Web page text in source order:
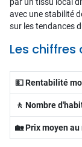
avec une stabilité
sur les tendances
Les chiffres
💵 Rentabilité
🚶 Nombre
🏡 Prix moyen au